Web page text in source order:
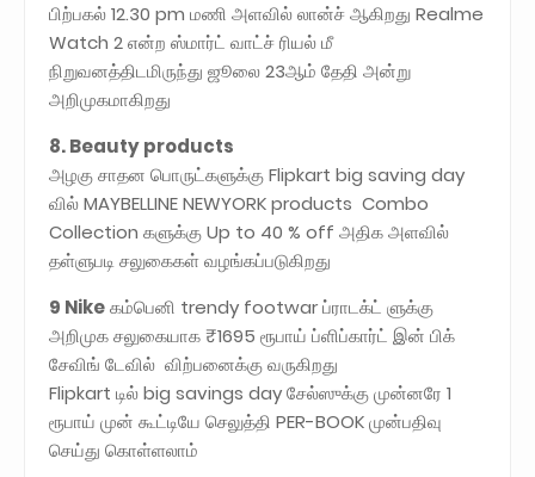
பிற்பகல் 12.30 pm மணி அளவில் லான்ச் ஆகிறது Realme
Watch 2 என்ற ஸ்மார்ட் வாட்ச் ரியல் மீ
நிறுவனத்திடமிருந்து ஜூலை 23ஆம் தேதி அன்று
அறிமுகமாகிறது
8. Beauty products
அழகு சாதன பொருட்களுக்கு Flipkart big saving day
வில் MAYBELLINE NEWYORK products Combo
Collection களுக்கு Up to 40 % off அதிக அளவில்
தள்ளுபடி சலுகைகள் வழங்கப்படுகிறது
9 Nikeகம்பெனி trendy footwar ப்ராடக்ட் ளுக்கு
அறிமுக சலுகையாக ₹1695 ரூபாய் ப்ளிப்கார்ட் இன் பிக்
சேவிங் டேவில் விற்பனைக்கு வருகிறது
Flipkart டில் big savings day சேல்ஸுக்கு முன்னரே 1
ரூபாய் முன் கூட்டியே செலுத்தி PER-BOOK முன்பதிவு
செய்து கொள்ளலாம்